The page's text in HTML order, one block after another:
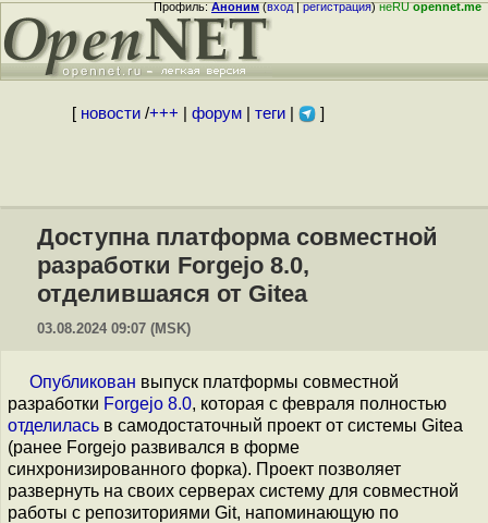
Профиль:Аноним(вход|регистрация)неRUopennet.me
[ новости/+++ форум| теги| ]
Доступна платформа совместной
разработки Forgejo 8.0,
отделившаяся от Gitea
03.08.2024 09:07 (MSK)
Опубликован выпуск платформы совместной
разработки Forgejo 8.0, которая с февраля полностью
отделилась в самодостаточный проект от системы Gitea
(ранее Forgejo развивался в форме
синхронизированного форка). Проект позволяет
развернуть на своих серверах систему для совместной
работы с репозиториями Git, напоминающую по